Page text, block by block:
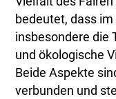
bedeutet, dass
insbesondere die
und ökologische
Beide Aspekte
verbunden und